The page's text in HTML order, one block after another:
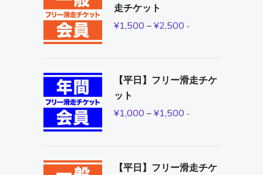
走チケット
¥1,500 –¥2,500 -
【平日】フリー滑走チケ
ット
¥1,000 –¥1,500 -
【平日】フリー滑走チケ